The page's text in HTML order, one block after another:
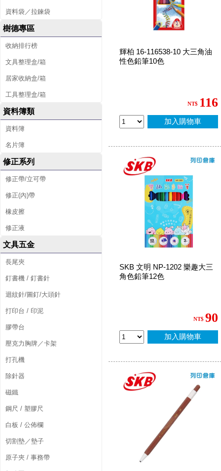
資料袋／拉鍊袋
樹德專區
收納排行榜
文具整理盒/箱
居家收納盒/箱
工具整理盒/箱
資料簿類
資料簿
名片簿
修正系列
修正帶/立可帶
修正(內)帶
橡皮擦
修正液
文具五金
長尾夾
釘書機 / 釘書針
迴紋針/圖釘/大頭針
打印台 / 印泥
膠帶台
壓克力胸牌／卡架
打孔機
除針器
磁鐵
鋼尺 / 塑膠尺
白板 / 公佈欄
切割墊／墊子
原子夾 / 事務帶
輝柏 16-116538-10 大三角油
性色鉛筆10色
NT$ 116
加入購物車
SKB 文明 NP-1202 樂趣大三
角色鉛筆12色
NT$ 90
加入購物車